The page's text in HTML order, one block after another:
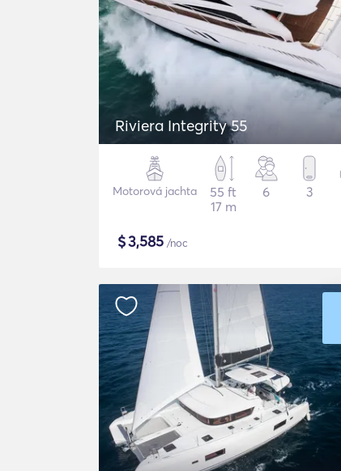
Riviera Integrity 55
Motorová jachta
55 ft
17 m
6 3
$3,585 /noc